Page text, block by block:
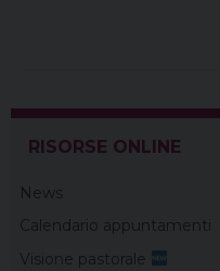
RISORSE ONLINE
News
Calendario appuntamenti
Visione pastorale